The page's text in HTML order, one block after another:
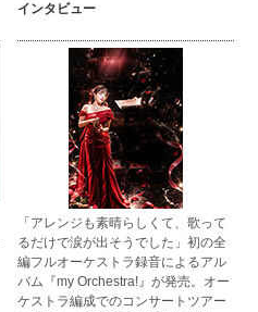
インタビュー
「アレンジも素晴らしくて、歌 って
るだけで涙が出そうでした 」初の全
編フルオーケストラ録音によるアル
バム『my Orchestra!』が発売。オー
ケストラ編成でのコンサートツアー